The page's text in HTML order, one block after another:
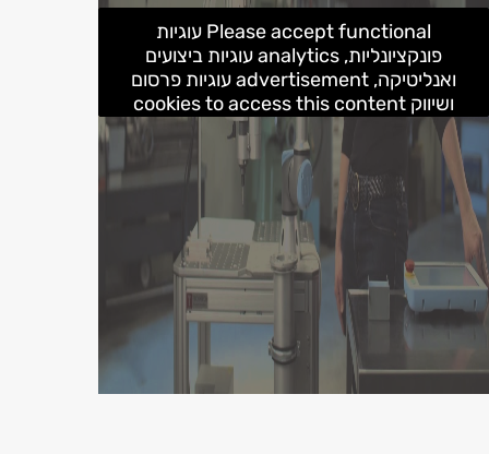
Please accept functional עוגיות
פונקציונליות, analytics עוגיות ביצועים
ואנליטיקה, advertisement עוגיות פרסום
ושיווק cookies to access this content